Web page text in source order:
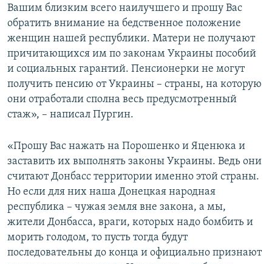
УКРАИНСКАЯ ПРОБЛЕМА КРЫМА
Все сайты RFE/RL
Вашим близким всего наилучшего и прошу Вас
обратить внимание на бедственное положение
женщин нашей республики. Матери не получают
причитающихся им по законам Украины пособий
и социальных гарантий. Пенсионерки не могут
получить пенсию от Украины – страны, на которую
они отработали сполна весь предусмотренный
стаж», – написал Пургин.
«Прошу Вас нажать на Порошенко и Яценюка и
заставить их выполнять законы Украины. Ведь они
считают Донбасс территории именно этой страны.
Но если для них наша Донецкая народная
республика – чужая земля вне закона, а мы,
жители Донбасса, враги, которых надо бомбить и
морить голодом, то пусть тогда будут
последовательны до конца и официально признают